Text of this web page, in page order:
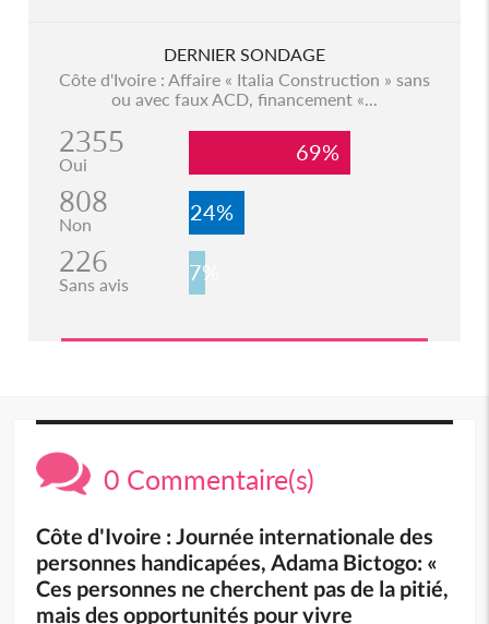
DERNIER SONDAGE
Côte d'Ivoire : Affaire « Italia Construction » sans
ou avec faux ACD, financement «...
2355
Oui 69%
808
Non 24%
226
Sans avis 7%
0 Commentaire(s)
Côte d'Ivoire : Journée internationale des
personnes handicapées, Adama Bictogo: «
Ces personnes ne cherchent pas de la pitié,
mais des opportunités pour vivre